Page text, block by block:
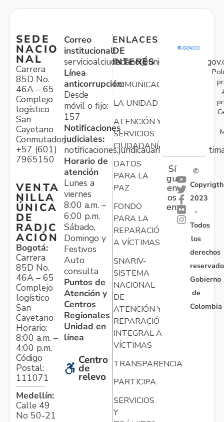
SEDE
NACIO
NAL
Carrera
85D No.
46A – 65
Complejo
logístico
San
Cayetano
Conmutador:
+57 (601)
7965150
VENTA
NILLA
ÚNICA
DE
RADIC
ACIÓN
Bogotá:
Carrera
85D No.
46A – 65
Complejo
logístico
San
Cayetano
Horario:
8:00 a.m. –
4:00 p.m.
Código
Postal:
111071
Medellín:
Calle 49
No 50-21
Correo
institucional:
Línea
anticorrupción:
Desde
móvil o fijo:
157
Notificaciones
judiciales:
Horario de
atención
Lunes a
viernes
8:00 a.m. –
6:00 p.m.
Sábado,
Domingo y
Festivos
Auto
consulta
Puntos de
Atención y
Centros
Regionales
Unidad en
línea
Centro
de
relevo
ENLACES
DE
INTERÉS
COMUNICACIONES
LA UNIDAD
ATENCIÓN Y
SERVICIOS
CIUDADANÍA
DATOS
PARA LA
PAZ
FONDO
PARA LA
REPARACIÓN
A VÍCTIMAS
SNARIV-
SISTEMA
NACIONAL
DE
ATENCIÓN Y
REPARACIÓN
INTEGRAL A
VÍCTIMAS
TRANSPARENCIA
PARTICIPA
SERVICIOS
Y
Sí
gu
en
os
en:
©
Copyrigth
2023
-
Todos
los
derechos
Gobierno
de
Colombia